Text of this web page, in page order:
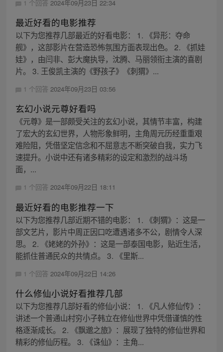
1 个回答 2024年09月23日 22:34
最近好看的电影推荐
以下为您推荐几部最近的好看电影： 1. 《异形：夺命
舰》，这部影片在营造恐怖氛围方面表现出色。 2. 《抓娃
娃》，由闫非、彭大魔执导，沈腾、马丽领衔主演的喜剧
片。 3. 王俊凯主演的《野孩子》《刺猬》...
1 个回答 2024年09月23日 03:56
玄幻小说元尊好看吗
《元尊》是一部颇受关注的玄幻小说，其情节丰富，构建
了宏大的玄幻世界，人物形象鲜明，主角周元历经重重艰
难险阻，凭借坚定信念和不屈意志不断突破自我，实力飞
速提升。小说中还有诸多精彩的设定和激烈的战斗场
面，...
1 个回答 2024年09月22日 18:11
最近好看的电影推荐一下
以下为您推荐几部近期不错的电影： 1. 《刺猬》：这是一
部文艺片，影片中周正因口吃遭遇诸多不公，剧情令人深
思。 2. 《姥姥的外孙》：这是一部泰国电影，贴近生活，
能抓住普通民众的共情点。 3. 《里斯...
1 个回答 2024年09月22日 14:26
什么修仙小说好看推荐几部
以下为您推荐几部好看的修仙小说： 1. 《凡人修仙传》：
讲述一个普通山村穷小子韩立在修仙世界中凭借谨慎的性
格逐渐成长。 2. 《飘邈之旅》：展现了独特的修仙世界和
精彩的修仙历程。 3. 《诛仙》：主角...